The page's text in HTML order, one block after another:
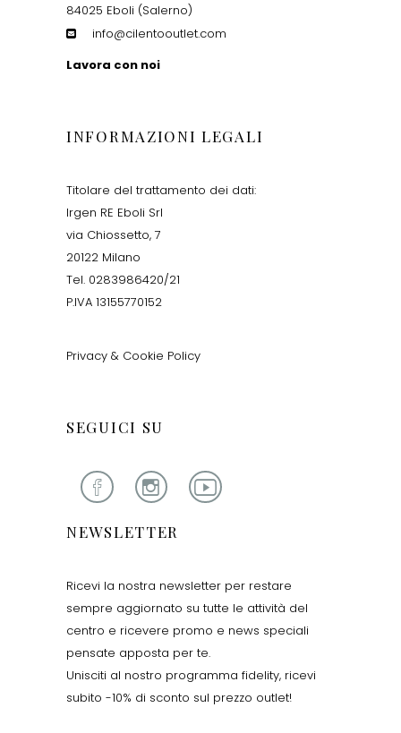
84025 Eboli (Salerno)
info@cilentooutlet.com
Lavora con noi
INFORMAZIONI LEGALI
Titolare del trattamento dei dati:
Irgen RE Eboli Srl
via Chiossetto, 7
20122 Milano
Tel. 0283986420/21
P.IVA 13155770152
Privacy & Cookie Policy
SEGUICI SU
NEWSLETTER
Ricevi la nostra newsletter per restare
sempre aggiornato su tutte le attività del
centro e ricevere promo e news speciali
pensate apposta per te.
Unisciti al nostro programma fidelity, ricevi
subito -10% di sconto sul prezzo outlet!